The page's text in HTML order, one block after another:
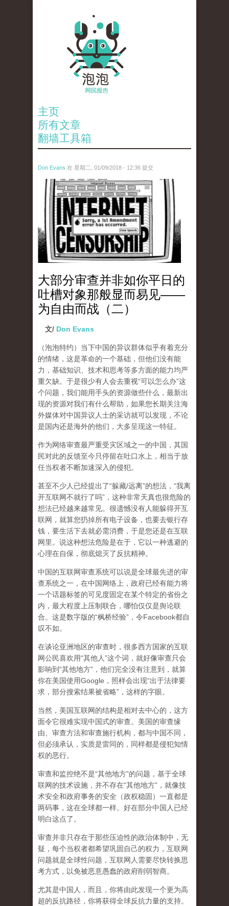
主页
所有文章
翻墙工具箱
Don Evans 在 星期二, 01/09/2018 - 12:36 提交
wechatimg866.jpeg
大部分审查并非如你平日的
吐槽对象那般显而易见——
为自由而战（二）
文/ Don Evans
（泡泡特约） 当下中国的异议群体似乎有着充分
的情绪，这是革命的一个基础，但他们没有能
力，基础知识、技术和思考等多方面的能力均严
重欠缺。于是很少有人会去重视“可以怎么办”这
个问题，我们能用手头的资源做些什么，最新出
现的资源对我们有什么帮助，如果您长期关注海
外媒体对中国异议人士的采访就可以发现，不论
是国内还是海外的他们，大多呈现这一特征。
作为网络审查最严重受灾区域之一的中国，其国
民对此的反馈至今只停留在吐口水上，相当于放
任当权者不断加速深入的侵犯。
甚至不少人已经提出了“躲藏/远离”的想法，“我离
开互联网不就行了吗”，这种非常天真也很危险的
想法已经越来越常见。很遗憾没有人能躲得开互
联网，就算您扔掉所有电子设备，也要去银行存
钱，要生活下去就必需消费，于是您还是在互联
网里。说这种想法危险是在于，它以一种逃避的
心理在自保，彻底熄灭了反抗精神。
中国的互联网审查系统可以说是全球最先进的审
查系统之一，在中国网络上，政府已经有能力将
一个话题标签的可见度固定在某个特定的省份之
内，最大程度上压制联合 ，哪怕仅仅是舆论联
合。这是数字版的“枫桥经验”，令Facebook都自
叹不如。
在谈论亚洲地区的审查时，很多西方国家的互联
网公民喜欢用“其他人”这个词，就好像审查只会
影响到“其他地方”，他们完全没有注意到， 就算
你在美国使用Google，照样会出现“出于法律要
求，部分搜索结果被省略”，这样的字眼。
当然，美国互联网的结构是相对去中心的，这方
面令它很难实现中国式的审查。美国的审查缘
由、审查方法和审查施行机构，都与中国不同，
但必须承认， 实质是雷同的，同样都是侵犯知情
权的恶行。
审查和监控绝不是“其他地方”的问题，基于全球
联网的技术设施，并不存在“其他地方”，就像技
术安全和政府事务的安全（政权稳固）一直都是
两码事，这在全球都一样。好在部分中国人已经
明白这点了。
审查并非只存在于那些压迫性的政治体制中，无
疑，每个当权者都希望巩固自己的权力，互联网
问题就是全球性问题，互联网人需要尽快转换思
考方式，以免被恶意愚蠢的政府削弱智商。
尤其是中国人，而且，你将由此发现一个更为高
超的反抗路径，你将获得全球反抗力量的支持。